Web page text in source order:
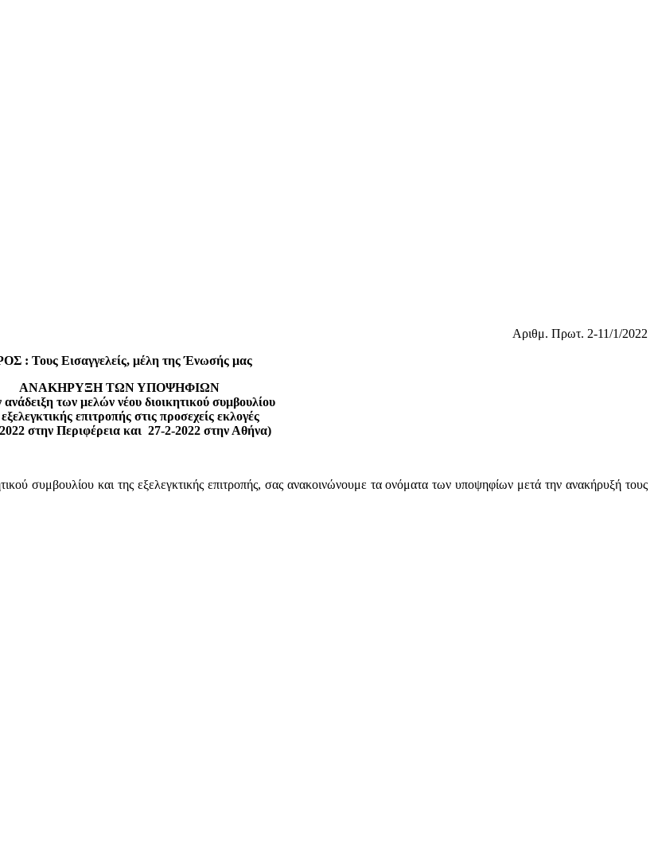
Αριθμ. Πρωτ. 2-11/1/2022
: Τους Εισαγγελείς, μέλη της Ένωσής μας
ΑΝΑΚΗΡΥΞΗ ΤΩΝ ΥΠΟΨΗΦΙΩΝ
ανάδειξη των μελών νέου διοικητικού συμβουλίου
επιτροπής στις προσεχείς εκλογές
στην Περιφέρεια και 27-2-2022 στην Αθήνα)
συμβουλίου και της εξελεγκτικής επιτροπής, σας ανακοινώνουμε τα ονόματα των υποψηφίων μετά την ανακήρυξή τους